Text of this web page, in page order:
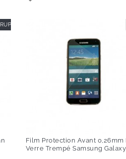
RUPTURE DE STOCK
Film Protection Avant 0,26mm
Verre Trempé Samsung